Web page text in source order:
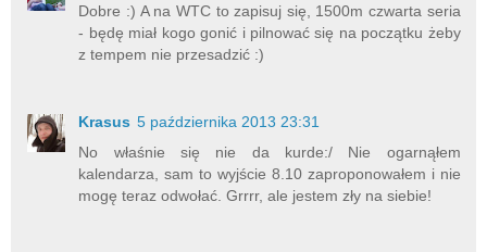
Dobre :) A na WTC to zapisuj się, 1500m czwarta seria
- będę miał kogo gonić i pilnować się na początku żeby
z tempem nie przesadzić :)
Krasus 5 października 2013 23:31
No właśnie się nie da kurde:/ Nie ogarnąłem
kalendarza, sam to wyjście 8.10 zaproponowałem i nie
mogę teraz odwołać. Grrrr, ale jestem zły na siebie!